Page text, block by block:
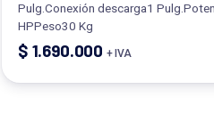
Pulg.Conexión descarga1
HPPeso30 Kg
$ 1.690.000 + IVA